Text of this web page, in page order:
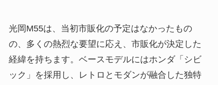
光岡M55は、当初市販化の予定はなかったもの
の、多くの熱烈な要望に応え、市販化が決定した
経緯を持ちます。ベースモデルにはホンダ「シビ
ック」を採用し、レトロとモダンが融合した独特